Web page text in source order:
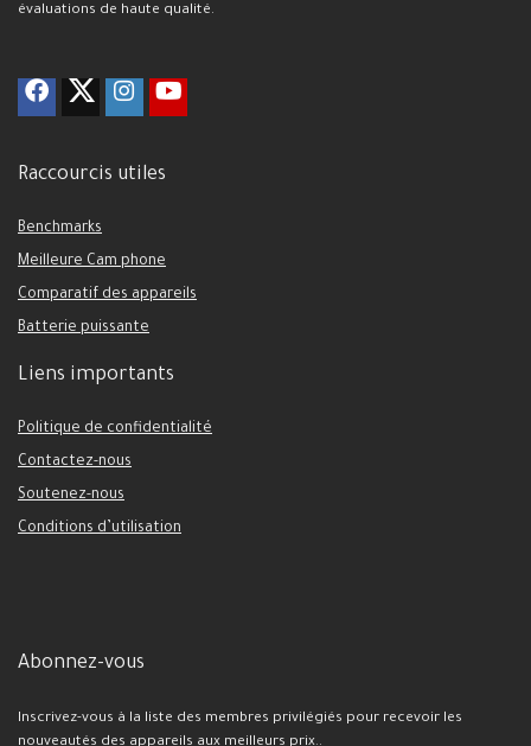
évaluations de haute qualité.
Raccourcis utiles
Benchmarks
Meilleure Cam phone
Comparatif des appareils
Batterie puissante
Liens importants
Politique de confidentialité
Contactez-nous
Soutenez-nous
Conditions d’utilisation
Abonnez-vous
Inscrivez-vous à la liste des membres privilégiés pour recevoir les
nouveautés des appareils aux meilleurs prix..